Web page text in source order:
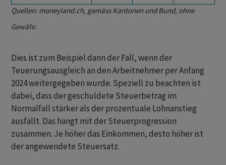
Quellen: moneyland.ch, gemäss Kantonen und Bund, ohne
Gewähr.
Dies ist zum Beispiel dann der Fall, wenn der
Teuerungsausgleich an den Arbeitnehmer per Anfang
2024 weitergegeben wurde. Speziell zu beachten ist
dabei, dass der geschuldete Steuerbetrag im
Normalfall stärker als der prozentuale Lohnanstieg
ausfällt. Das hängt mit der Steuerprogression
zusammen. Je höher das Einkommen, desto höher ist
der angewendete Steuersatz.